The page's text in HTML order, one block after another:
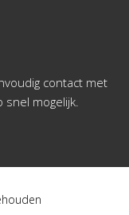
contact met
snel mogelijk.